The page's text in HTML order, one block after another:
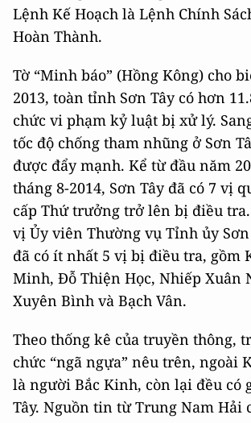
Lệnh Kế Hoạch là Lệnh Chính
Hoàn Thành.
Tờ “Minh báo” (Hồng Kông) cho
2013, toàn tỉnh Sơn Tây có hơn
chức vi phạm kỷ luật bị xử lý.
tốc độ chống tham nhũng ở Sơn
được đẩy mạnh. Kể từ đầu năm
tháng 8-2014, Sơn Tây đã có 7 vị
cấp Thứ trưởng trở lên bị điều tra.
vị Ủy viên Thường vụ Tỉnh ủy
đã có ít nhất 5 vị bị điều tra, gồm
Minh, Đỗ Thiện Học, Nhiếp Xuân
Xuyên Bình và Bạch Vân.
Theo thống kê của truyền thông,
chức “ngã ngựa” nêu trên, ngoài
là người Bắc Kinh, còn lại đều có
Tây. Nguồn tin từ Trung Nam Hải